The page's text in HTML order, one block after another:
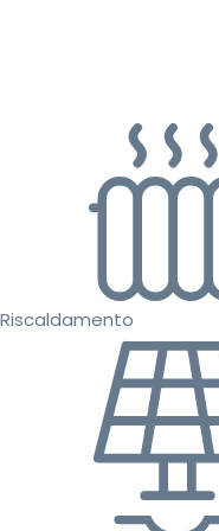
Riscaldamento